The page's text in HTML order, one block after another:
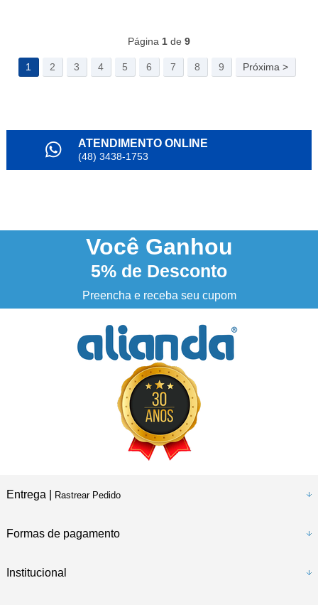
Página 1de 9
1 2 3 4 5 6 7 8 9 Próxima >
ATENDIMENTO ONLINE
(48) 3438-1753
NOSSO INSTAGRAM @alianda_oficial
3% DESCONTO à vista no boleto ou pix
Você Ganhou
5% de Desconto
Preencha e receba seu cupom
Entrega | Rastrear Pedido
Formas de pagamento
Institucional